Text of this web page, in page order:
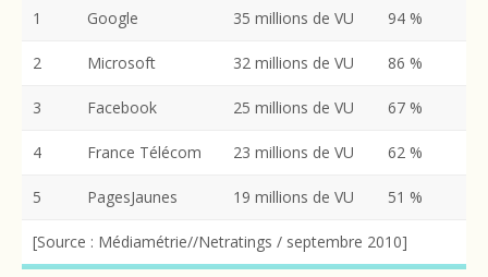
1 Google 35 millions de VU 94 %
2 Microsoft 32 millions de VU 86 %
3 Facebook 25 millions de VU 67 %
4 France Télécom 23 millions de VU 62 %
5 PagesJaunes 19 millions de VU 51 %
[Source : Médiamétrie//Netratings / septembre 2010]